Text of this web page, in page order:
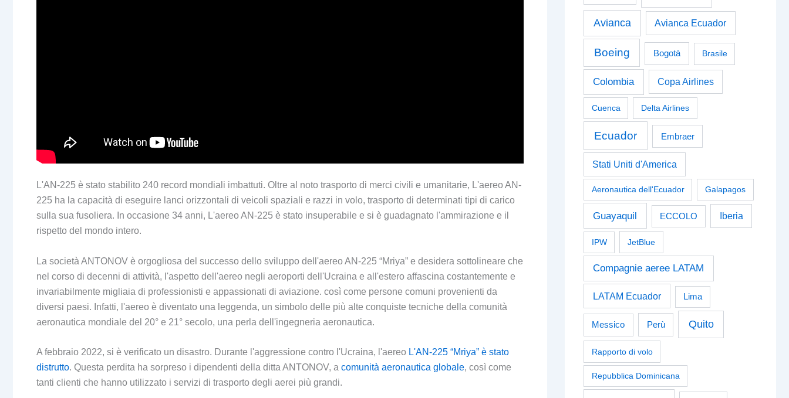
L'AN-225 è stato stabilito 240 record mondiali imbattuti. Oltre al noto trasporto di merci civili e umanitarie, L'aereo AN-
225 ha la capacità di eseguire lanci orizzontali di veicoli spaziali e razzi in volo, trasporto di determinati tipi di carico
sulla sua fusoliera. In occasione 34 anni, L'aereo AN-225 è stato insuperabile e si è guadagnato l'ammirazione e il
rispetto del mondo intero.
La società ANTONOV è orgogliosa del successo dello sviluppo dell'aereo AN-225 “Mriya” e desidera sottolineare che
nel corso di decenni di attività, l'aspetto dell'aereo negli aeroporti dell'Ucraina e all'estero affascina costantemente e
invariabilmente migliaia di professionisti e appassionati di aviazione. così come persone comuni provenienti da
diversi paesi. Infatti, l'aereo è diventato una leggenda, un simbolo delle più alte conquiste tecniche della comunità
aeronautica mondiale del 20° e 21° secolo, una perla dell'ingegneria aeronautica.
A febbraio 2022, si è verificato un disastro. Durante l'aggressione contro l'Ucraina, l'aereo L'AN-225 “Mriya” è stato
distrutto. Questa perdita ha sorpreso i dipendenti della ditta ANTONOV, a comunità aeronautica globale, così come
tanti clienti che hanno utilizzato i servizi di trasporto degli aerei più grandi.
Avianca Avianca Ecuador
Boeing Bogotà Brasile
Colombia Copa Airlines
Cuenca Delta Airlines
Ecuador Embraer
Stati Uniti d'America
Aeronautica dell'Ecuador Galapagos
Guayaquil ECCOLO Iberia
IPW JetBlue
Compagnie aeree LATAM
LATAM Ecuador Lima
Messico Perù Quito
Rapporto di volo
Repubblica Dominicana